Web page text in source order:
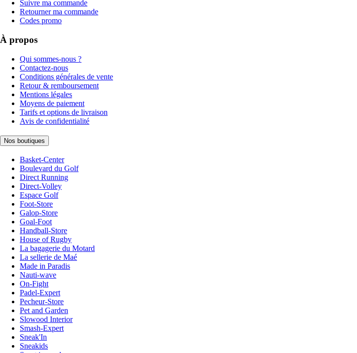
Suivre ma commande
Retourner ma commande
Codes promo
À propos
Qui sommes-nous ?
Contactez-nous
Conditions générales de vente
Retour & remboursement
Mentions légales
Moyens de paiement
Tarifs et options de livraison
Avis de confidentialité
Nos boutiques
Basket-Center
Boulevard du Golf
Direct Running
Direct-Volley
Espace Golf
Foot-Store
Galop-Store
Goal-Foot
Handball-Store
House of Rugby
La bagagerie du Motard
La sellerie de Maé
Made in Paradis
Nauti-wave
On-Fight
Padel-Expert
Pecheur-Store
Pet and Garden
Slowood Interior
Smash-Expert
Sneak'In
Sneakids